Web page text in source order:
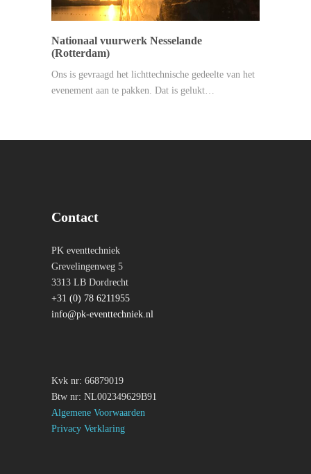
Nationaal vuurwerk Nesselande
(Rotterdam)
Ons is gevraagd het lichttechnische gedeelte van het
evenement aan te pakken. Dat is gelukt…
Contact
PK eventtechniek
Grevelingenweg 5
3313 LB Dordrecht
+31 (0) 78 6211955
info@pk-eventtechniek.nl
Kvk nr: 66879019
Btw nr: NL002349629B91
Algemene Voorwaarden
Privacy Verklaring